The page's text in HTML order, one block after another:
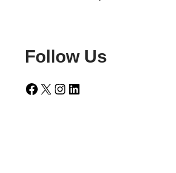
Follow Us
Facebook X Instagram LinkedIn